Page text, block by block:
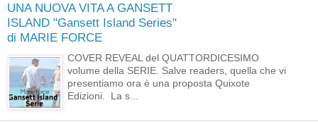
UNA NUOVA VITA A GANSETT
ISLAND "Gansett Island Series"
di MARIE FORCE
COVER REVEAL del QUATTORDICESIMO
volume della SERIE. Salve readers, quella che vi
presentiamo ora è una proposta Quixote
Edizioni. La s...